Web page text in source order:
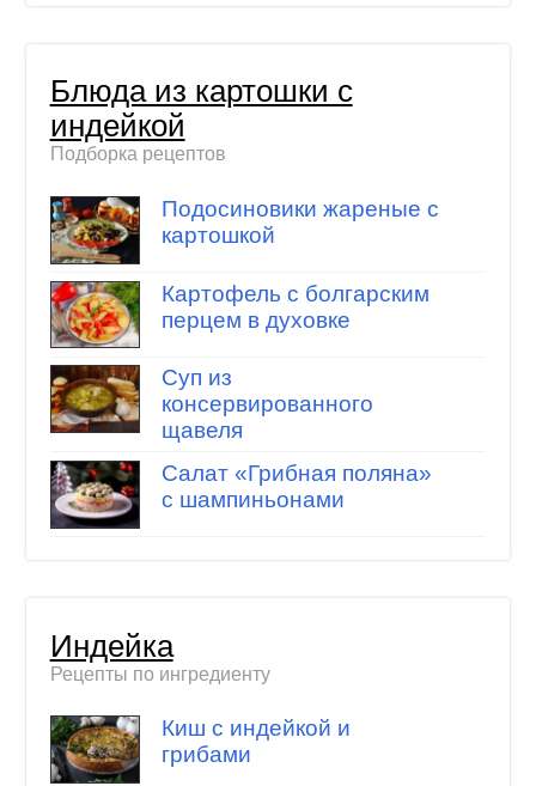
Блюда из картошки с
индейкой
Подборка рецептов
Подосиновики жареные с
картошкой
Картофель с болгарским
перцем в духовке
Суп из
консервированного
щавеля
Салат «Грибная поляна»
с шампиньонами
Индейка
Рецепты по ингредиенту
Киш с индейкой и
грибами